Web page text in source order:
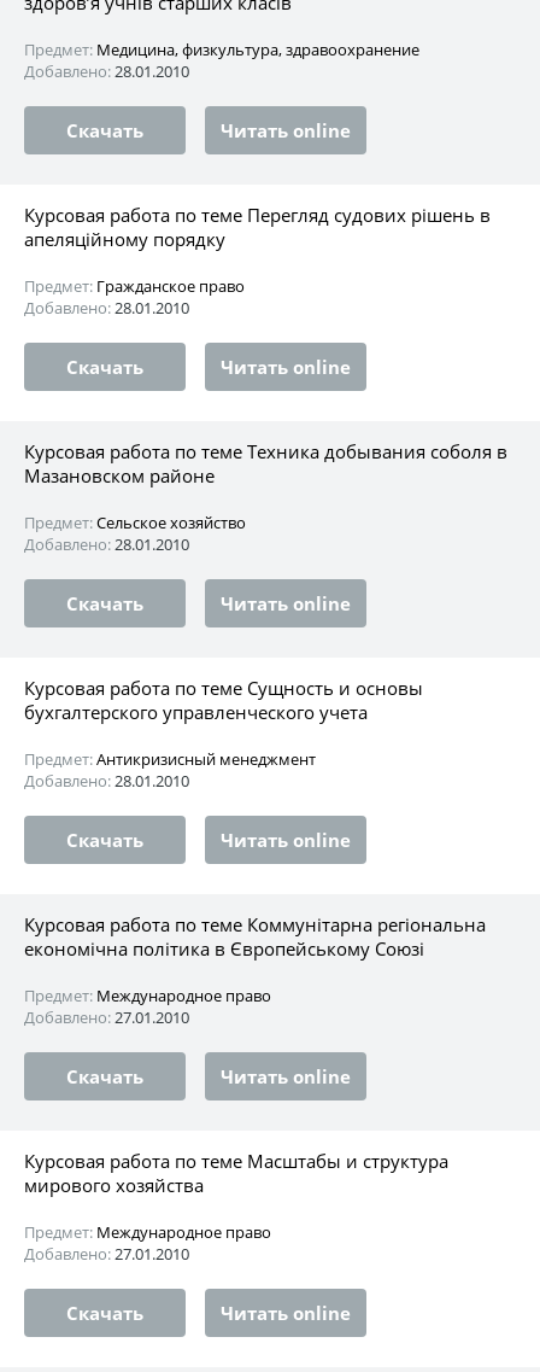
Предмет: Медицина, физкультура, здравоохранение
Добавлено:28.01.2010
Скачать Читать online
Курсовая работа по теме Перегляд судових рішень в
апеляційному порядку
Предмет: Гражданское право
Добавлено:28.01.2010
Скачать Читать online
Курсовая работа по теме Техника добывания соболя в
Мазановском районе
Предмет:Сельское хозяйство
Добавлено:28.01.2010
Скачать Читать online
Курсовая работа по теме Сущность и основы
бухгалтерского управленческого учета
Предмет:Антикризисный менеджмент
Добавлено:28.01.2010
Скачать Читать online
Курсовая работа по теме Коммунітарна регіональна
економічна політика в Європейському Союзі
Предмет: Международное право
Добавлено:27.01.2010
Скачать Читать online
Курсовая работа по теме Масштабы и структура
мирового хозяйства
Предмет: Международное право
Добавлено:27.01.2010
Скачать Читать online